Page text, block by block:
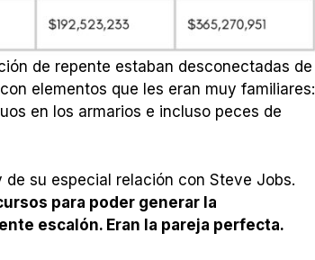
de repente estaban desconectadas de
elementos que les eran muy familiares:
en los armarios e incluso peces de
su especial relación con Steve Jobs.
para poder generar la
escalón. Eran la pareja perfecta.